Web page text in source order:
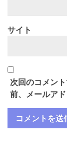
サイト
次回のコメン
前、メールア